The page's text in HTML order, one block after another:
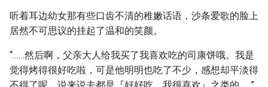
听着耳边幼女那有些口齿不清的稚嫩话语，沙条爱歌的脸上
居然不可思议的挂起了温和的笑颜。
“……然后啊，父亲大人给我买了我喜欢吃的司康饼哦。我是
觉得烤得很好吃啦，可是他明明也吃了不少，感想却平淡得